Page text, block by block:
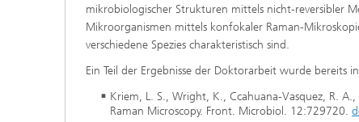
mikrobiologischer Strukturen mittels nicht-reversibler
Mikroorganismen mittels konfokaler Raman-
verschiedene Spezies charakteristisch sind.
Ein Teil der Ergebnisse der Doktorarbeit wurde bereits
Kriem, L. S., Wright, K., Ccahuana-Vasquez, R.
Raman Microscopy. Front. Microbiol. 12:729720.